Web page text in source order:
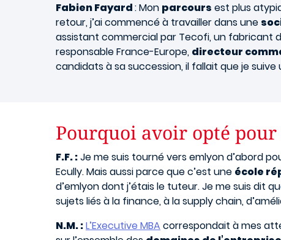
Fabien Fayard: Mon parcours est plus
retour, j’ai commencé à travailler dans une
assistant commercial par Tecofi, un fabricant
responsable France-Europe, directeur
candidats à sa succession, il fallait que je suive
Pourquoi avoir opté
F.F. :Je me suis tourné vers emlyon d’abord
Ecully. Mais aussi parce que c’est une école
d’emlyon dont j’étais le tuteur. Je me suis dit
sujets liés à la finance, à la supply chain,
N.M. :L’Executive MBA correspondait à mes